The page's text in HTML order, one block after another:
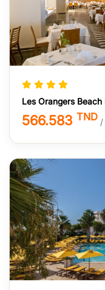
Les Orangers Beach
566.583 TND /